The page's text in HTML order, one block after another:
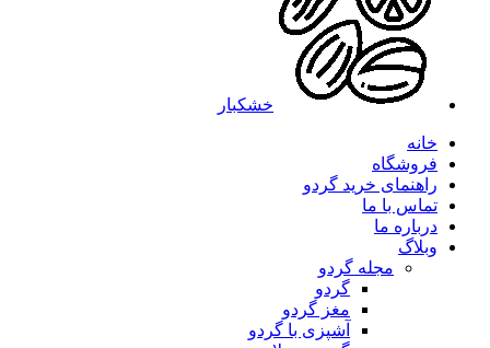
خشکبار
خانه
فروشگاه
راهنمای خرید گردو
تماس با ما
درباره ما
وبلاگ
مجله گردو
گردو
مغز گردو
آشپزی با گردو